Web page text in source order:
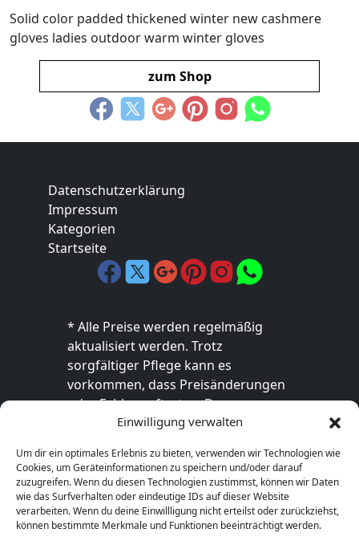
Einwilligung verwalten
Um dir ein optimales Erlebnis zu bieten, verwenden wir Technologien wie
Cookies, um Geräteinformationen zu speichern und/oder darauf
zuzugreifen. Wenn du diesen Technologien zustimmst, können wir Daten
wie das Surfverhalten oder eindeutige IDs auf dieser Website
verarbeiten. Wenn du deine Einwillligung nicht erteilst oder zurückziehst,
können bestimmte Merkmale und Funktionen beeinträchtigt werden.
Solid color padded thickened winter new cashmere
gloves ladies outdoor warm winter gloves
zum Shop
Datenschutzerklärung
Impressum
Kategorien
Startseite
* Alle Preise werden regelmäßig
aktualisiert werden. Trotz
sorgfältiger Pflege kann es
vorkommen, dass Preisänderungen
oder Fehler auftreten. Der
endgültige Preis sowie die
ausschließlich im jeweiligen Online-
Shop des Anbieters verbindlich. Bitte
überprüfe den Preis vor dem Kauf
direkt beim Händler.